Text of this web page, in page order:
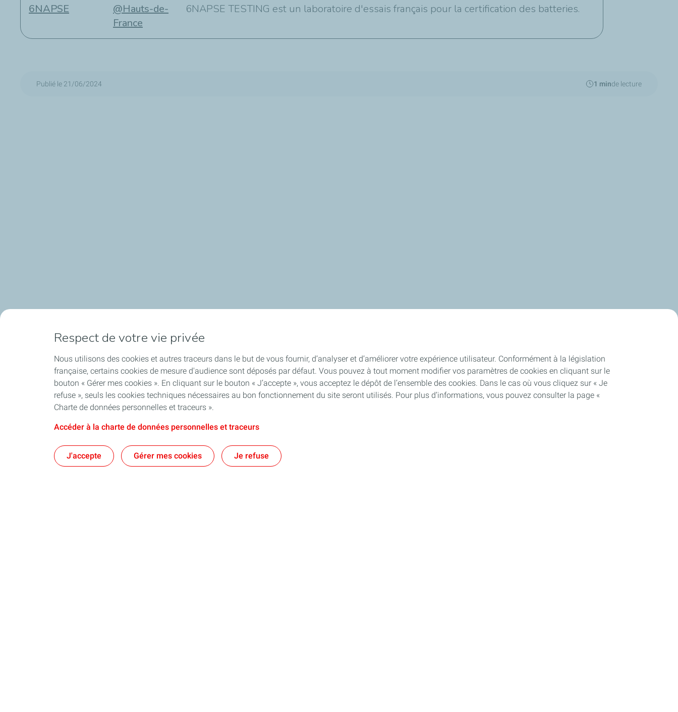
6NAPSE
@Hauts-de-
France
6NAPSE TESTING est un laboratoire d'essais français pour la certification des batteries.
Publié le 21/06/2024 1 minde lecture
Respect de votre vie privée
Nous utilisons des cookies et autres traceurs dans le but de vous fournir, d’analyser et d’améliorer votre expérience utilisateur. Conformément à la législation
française, certains cookies de mesure d'audience sont déposés par défaut. Vous pouvez à tout moment modifier vos paramètres de cookies en cliquant sur le
bouton « Gérer mes cookies ». En cliquant sur le bouton « J’accepte », vous acceptez le dépôt de l’ensemble des cookies. Dans le cas où vous cliquez sur « Je
refuse », seuls les cookies techniques nécessaires au bon fonctionnement du site seront utilisés. Pour plus d’informations, vous pouvez consulter la page «
Charte de données personnelles et traceurs ».
Accéder à la charte de données personnelles et traceurs
J'accepte Gérer mes cookies Je refuse